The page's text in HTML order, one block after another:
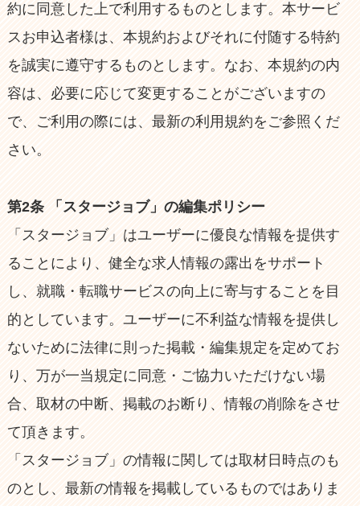
約に同意した上で利用するものとします。本サービ
スお申込者様は、本規約およびそれに付随する特約
を誠実に遵守するものとします。なお、本規約の内
容は、必要に応じて変更することがございますの
で、ご利用の際には、最新の利用規約をご参照くだ
さい。
第2条 「スタージョブ」の編集ポリシー
「スタージョブ」はユーザーに優良な情報を提供す
ることにより、健全な求人情報の露出をサポート
し、就職・転職サービスの向上に寄与することを目
的としています。ユーザーに不利益な情報を提供し
ないために法律に則った掲載・編集規定を定めてお
り、万が一当規定に同意・ご協力いただけない場
合、取材の中断、掲載のお断り、情報の削除をさせ
て頂きます。
「スタージョブ」の情報に関しては取材日時点のも
のとし、最新の情報を掲載しているものではありま